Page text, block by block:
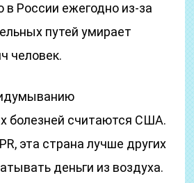
в России ежегодно из-за
путей умирает
человек.
болезней считаются США.
эта страна лучше других
деньги из воздуха.